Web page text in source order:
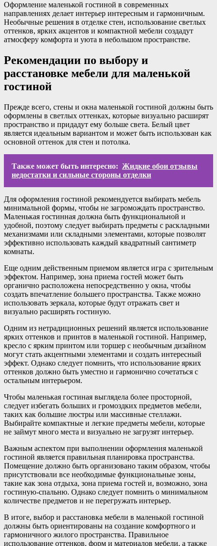
Оформление маленькой гостиной в современных
направлениях делает интерьер интересным и гармоничным.
Необычные решения в отделке стен, использование светлых
оттенков, ярких акцентов и компактной мебели создадут
атмосферу комфорта и уюта в небольшом пространстве.
Рекомендации по выбору и
расстановке мебели для маленькой
гостиной
Прежде всего, стены и окна маленькой гостиной должны быть
оформлены в светлых оттенках, которые визуально расширят
пространство и придадут ему больше света. Белый цвет
является идеальным вариантом и может быть использован как
основной оттенок для стен и потолка.
Также может быть интересно: Жидкие обои отзывы
недостатки и сильные стороны отделки
Для оформления гостиной рекомендуется выбирать мебель
минимальной формы, чтобы не загромождать пространство.
Маленькая гостинная должна быть функциональной и
удобной, поэтому следует выбирать предметы с раскладными
механизмами или складными элементами, которые позволят
эффективно использовать каждый квадратный сантиметр
комнаты.
Еще одним действенным приемом является игра с зрительным
эффектом. Например, зона приема гостей может быть
органично расположена непосредственно у окна, чтобы
создать впечатление большего пространства. Также можно
использовать зеркала, которые будут отражать свет и
визуально расширять гостиную.
Одним из нетрадиционных решений является использование
ярких оттенков и принтов в маленькой гостиной. Например,
кресло с ярким принтом или торшер с необычным дизайном
могут стать акцентными элементами и создать интересный
эффект. Однако следует помнить, что использование ярких
оттенков должно быть уместно и гармонично сочетаться с
остальным интерьером.
Чтобы маленькая гостиная выглядела более просторной,
следует избегать больших и громоздких предметов мебели,
таких как большие люстры или массивные стеллажи.
Выбирайте компактные и легкие предметы мебели, которые
не займут много места и визуально не загрузят интерьер.
Важным аспектом при выполнении оформления маленькой
гостиной является правильная планировка пространства.
Помещение должно быть организовано таким образом, чтобы
присутствовали все необходимые функциональные зоны,
такие как зона отдыха, зона приема гостей и, возможно, зона
гостиную-спальню. Однако следует помнить о минимальном
количестве предметов и не перегружать интерьер.
В итоге, выбор и расстановка мебели в маленькой гостиной
должны быть ориентированы на создание комфортного и
гармоничного жилого пространства. Правильное
использование оттенков, форм и материалов мебели, а также